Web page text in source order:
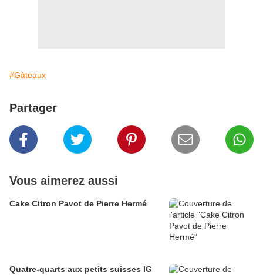
#Gâteaux
Partager
Vous aimerez aussi
Cake Citron Pavot de Pierre Hermé
Quatre-quarts aux petits suisses IG